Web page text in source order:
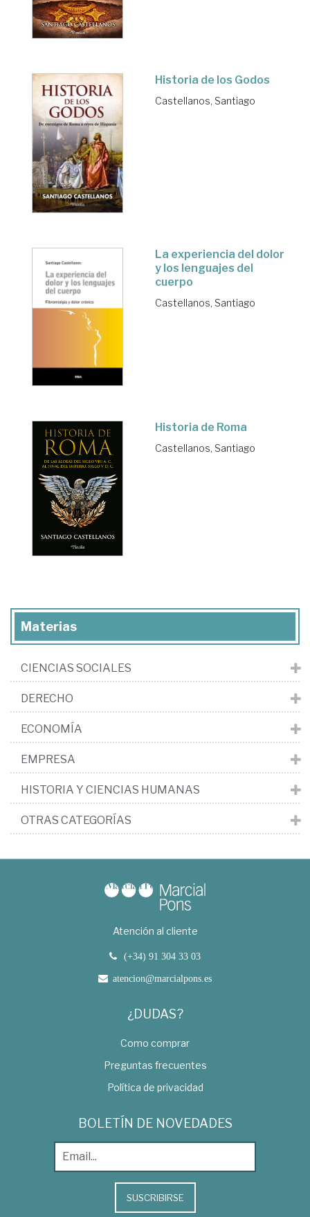
Historia de los Godos
Castellanos, Santiago
La experiencia del dolor
y los lenguajes del
cuerpo
Castellanos, Santiago
Historia de Roma
Castellanos, Santiago
Materias
CIENCIAS SOCIALES
DERECHO
ECONOMÍA
EMPRESA
HISTORIA Y CIENCIAS HUMANAS
OTRAS CATEGORÍAS
Atención al cliente
(+34) 91 304 33 03
atencion@marcialpons.es
¿DUDAS?
Como comprar
Preguntas frecuentes
Política de privacidad
BOLETÍN DE NOVEDADES
SUSCRIBIRSE